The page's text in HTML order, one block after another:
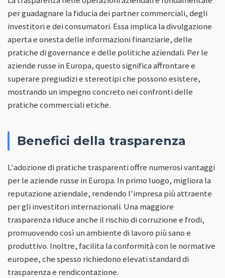
per guadagnare la fiducia dei partner commerciali, degli
investitori e dei consumatori. Essa implica la divulgazione
aperta e onesta delle informazioni finanziarie, delle
pratiche di governance e delle politiche aziendali. Per le
aziende russe in Europa, questo significa affrontare e
superare pregiudizi e stereotipi che possono esistere,
mostrando un impegno concreto nei confronti delle
pratiche commerciali etiche.
Benefici della trasparenza
L'adozione di pratiche trasparenti offre numerosi vantaggi
per le aziende russe in Europa. In primo luogo, migliora la
reputazione aziendale, rendendo l'impresa più attraente
per gli investitori internazionali. Una maggiore
trasparenza riduce anche il rischio di corruzione e frodi,
promuovendo così un ambiente di lavoro più sano e
produttivo. Inoltre, facilita la conformità con le normative
europee, che spesso richiedono elevati standard di
trasparenza e rendicontazione.